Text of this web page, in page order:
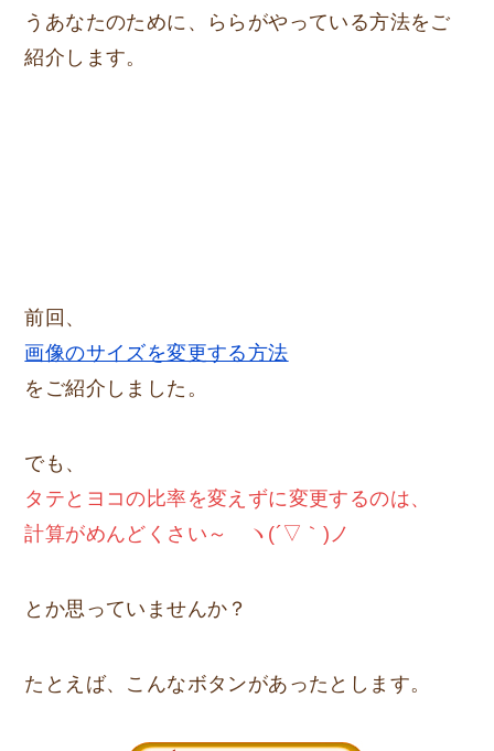
うあなたのために、ららがやっている方法をご
紹介します。
前回、
画像のサイズを変更する方法
をご紹介しました。
でも、
タテとヨコの比率を変えずに変更するのは、
計算がめんどくさい～ ヽ(´▽｀)ノ
とか思っていませんか？
たとえば、こんなボタンがあったとします。